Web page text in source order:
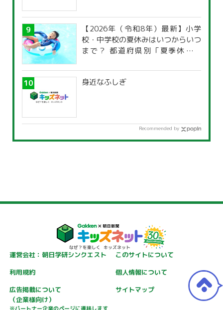
【2026年（令和8年）最新】小学
校・中学校の夏休みはいつからいつ
まで？ 都道府県別「夏季休暇一
身近なふしぎ
Recommended by
運営会社：朝日学研シンクエスト
このサイトについて
利用規約
個人情報について
広告掲載について
（企業様向け）
サイトマップ